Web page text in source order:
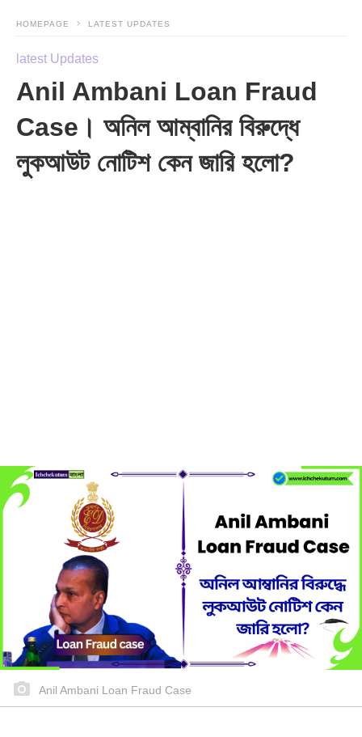
HOMEPAGE LATEST UPDATES
latest Updates
Anil Ambani Loan Fraud
Case। অনিল আম্বানির বিরুদ্ধে
লুকআউট নোটিশ কেন জারি হলো?
Anil Ambani Loan Fraud Case